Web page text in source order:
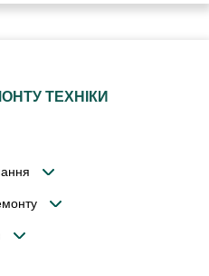
ТЕХНІКИ